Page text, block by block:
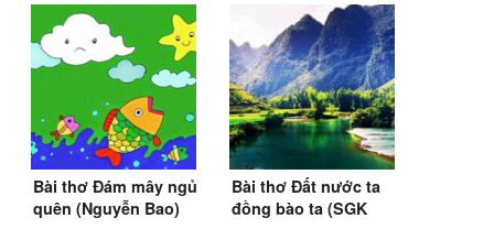
Bài thơ Đám mây ngủ
quên (Nguyễn Bao)
Bài thơ Đất nước ta
đồng bào ta (SGK